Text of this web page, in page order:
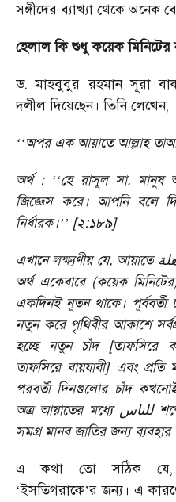
সঙ্গীদের ব্যাখ্যা থেকে অনেক
হেলাল কি শুধু কয়েক মিনিটের
ড. মাহবুবুর রহমান সূরা
দলীল দিয়েছেন। তিনি লেখেন,
‘‘অপর এক আয়াতে আল্লাহ
অর্থ : ‘‘হে রাসূল সা. মানুষ
জিজ্ঞেস করে। আপনি বলে
নির্ধারক।’’ [২:১৮৯]
এখানে লক্ষ্যণীয় যে, আয়াতে
অর্থ একেবারে (কয়েক
একদিনই নূতন থাকে। পূর্ববর্তী
নতুন করে পৃথিবীর আকাশে
হচ্ছে নতুন চাঁদ [তাফসিরে
তাফসিরে বায়যাবী] এবং
পরবর্তী দিনগুলোর চাঁদ
অত্র আয়াতের মধ্যে للناس
সমগ্র মানব জাতির জন্য ব্যবহার
এ কথা তো সঠিক
‘ইসতিগরাকে’র জন্য। এ